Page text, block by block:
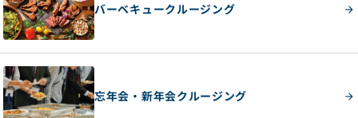
バーベキュークルージング
忘年会・新年会クルージング